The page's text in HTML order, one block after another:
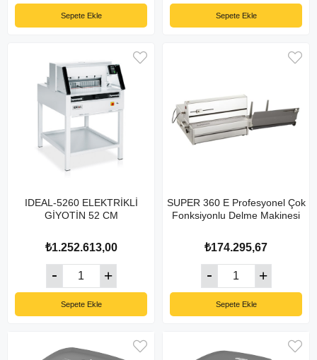
Sepete Ekle Sepete Ekle
IDEAL-5260 ELEKTRİKLİ
GİYOTİN 52 CM
₺1.252.613,00
Sepete Ekle
SUPER 360 E Profesyonel Çok
Fonksiyonlu Delme Makinesi
₺174.295,67
Sepete Ekle